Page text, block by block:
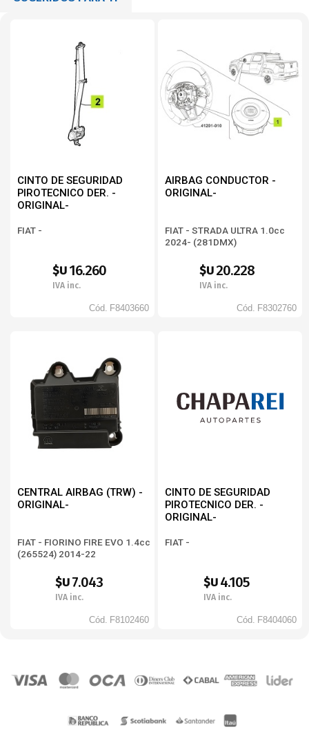
CINTO DE SEGURIDAD
PIROTECNICO DER. -
ORIGINAL-
FIAT -
$U 16.260
IVA inc.
Cód. F8403660
AIRBAG CONDUCTOR -
ORIGINAL-
FIAT - STRADA ULTRA 1.0cc
2024- (281DMX)
$U20.228
IVA inc.
Cód. F8302760
CENTRAL AIRBAG (TRW) -
ORIGINAL-
FIAT - FIORINO FIRE EVO 1.4cc
(265524) 2014-22
$U7.043
IVA inc.
Cód. F8102460
CINTO DE SEGURIDAD
PIROTECNICO DER. -
ORIGINAL-
FIAT -
$U4.105
IVA inc.
Cód. F8404060